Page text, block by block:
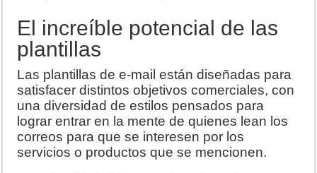
El increíble potencial de las
plantillas
Las plantillas de e-mail están diseñadas para
satisfacer distintos objetivos comerciales, con
una diversidad de estilos pensados para
lograr entrar en la mente de quienes lean los
correos para que se interesen por los
servicios o productos que se mencionen.